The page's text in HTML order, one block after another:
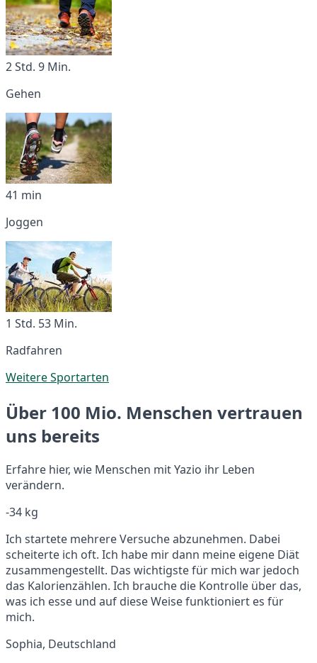
2 Std. 9 Min.
Gehen
41 min
Joggen
1 Std. 53 Min.
Radfahren
Weitere Sportarten
Über 100 Mio. Menschen vertrauen
uns bereits
Erfahre hier, wie Menschen mit Yazio ihr Leben
verändern.
-34 kg
Ich startete mehrere Versuche abzunehmen. Dabei
scheiterte ich oft. Ich habe mir dann meine eigene Diät
zusammengestellt. Das wichtigste für mich war jedoch
das Kalorienzählen. Ich brauche die Kontrolle über das,
was ich esse und auf diese Weise funktioniert es für
mich.
Sophia, Deutschland